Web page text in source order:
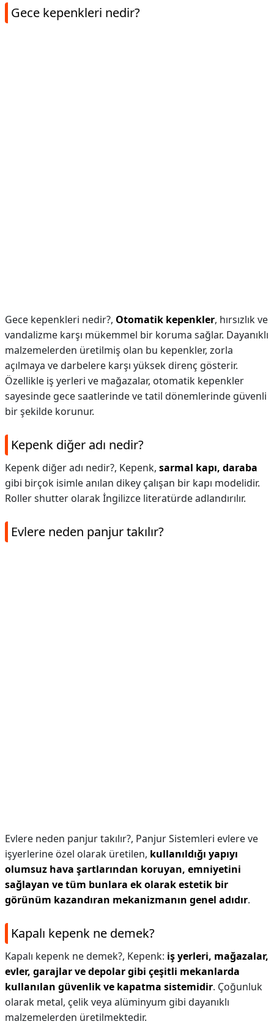
Gece kepenkleri nedir?
Gece kepenkleri nedir?, Otomatik kepenkler, hırsızlık ve
vandalizme karşı mükemmel bir koruma sağlar. Dayanıklı
malzemelerden üretilmiş olan bu kepenkler, zorla
açılmaya ve darbelere karşı yüksek direnç gösterir.
Özellikle iş yerleri ve mağazalar, otomatik kepenkler
sayesinde gece saatlerinde ve tatil dönemlerinde güvenli
bir şekilde korunur.
Kepenk diğer adı nedir?
Kepenk diğer adı nedir?, Kepenk, sarmal kapı, daraba
gibi birçok isimle anılan dikey çalışan bir kapı modelidir.
Roller shutter olarak İngilizce literatürde adlandırılır.
Evlere neden panjur takılır?
Evlere neden panjur takılır?, Panjur Sistemleri evlere ve
işyerlerine özel olarak üretilen, kullanıldığı yapıyı
olumsuz hava şartlarından koruyan, emniyetini
sağlayan ve tüm bunlara ek olarak estetik bir
görünüm kazandıran mekanizmanın genel adıdır.
Kapalı kepenk ne demek?
Kapalı kepenk ne demek?, Kepenk: iş yerleri, mağazalar,
evler, garajlar ve depolar gibi çeşitli mekanlarda
kullanılan güvenlik ve kapatma sistemidir. Çoğunluk
olarak metal, çelik veya alüminyum gibi dayanıklı
malzemelerden üretilmektedir.